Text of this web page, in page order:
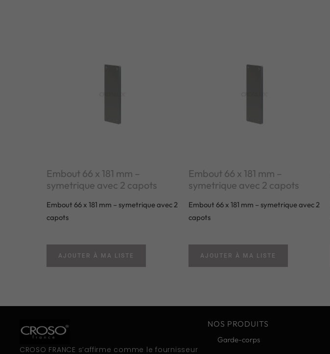
Embout 66 x 181 mm –
symetrique avec 2 capots
Embout 66 x 181 mm – symetrique avec 2
capots
AJOUTER À MA LISTE
Embout 66 x 181 mm –
symetrique avec 2 capots
Embout 66 x 181 mm – symetrique avec 2
capots
AJOUTER À MA LISTE
CROSO FRANCE s’affirme comme le fournisseur
NOS PRODUITS
Garde-corps